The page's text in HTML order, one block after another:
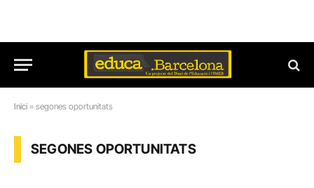
Inici » segones oportunitats
SEGONES OPORTUNITATS